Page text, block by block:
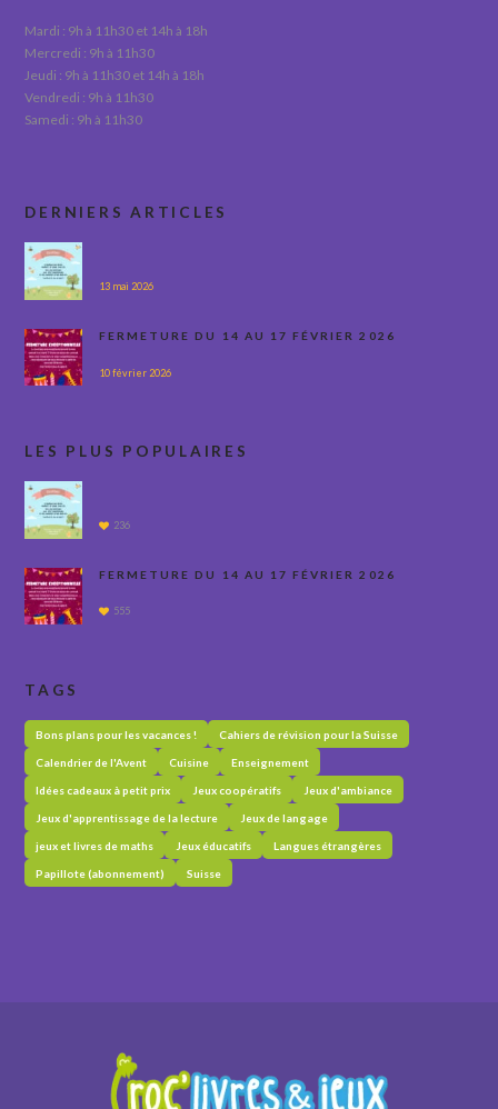
Mardi : 9h à 11h30 et 14h à 18h
Mercredi : 9h à 11h30
Jeudi : 9h à 11h30 et 14h à 18h
Vendredi : 9h à 11h30
Samedi : 9h à 11h30
DERNIERS ARTICLES
13 mai 2026
FERMETURE DU 14 AU 17 FÉVRIER 2026
10 février 2026
LES PLUS POPULAIRES
236
FERMETURE DU 14 AU 17 FÉVRIER 2026
555
TAGS
Bons plans pour les vacances ! Cahiers de révision pour la Suisse
Calendrier de l'Avent Cuisine Enseignement
Idées cadeaux à petit prix Jeux coopératifs Jeux d'ambiance
Jeux d'apprentissage de la lecture Jeux de langage
jeux et livres de maths Jeux éducatifs Langues étrangères
Papillote (abonnement) Suisse